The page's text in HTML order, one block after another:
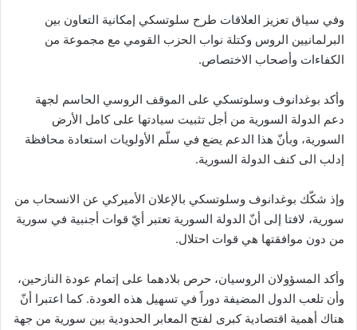
وفي سياق تعزيز العلاقات طرح سلوتسكي إمكانية التعاون بين
البرلمانيين الروس وكتلة نواب الحزب القومي مع مجموعة من
الكفاءات وأصحاب الاختصاص.
وأكد بوغدانوف وسلوتسكي على الموقف الروسي الحاسم لجهة
دعم الدولة السورية من أجل تثبيت سيادتها على كامل الأرض
السورية، وبأنّ هذا الدعم يضع في سلّم الأولويات استعادة محافظة
إدلب الى كنف الدولة السورية.
وإذ شكّك بوغدانوف وسلوتسكي بالإعلان الأميركي عن الانسحاب من
سورية، لافتا إلى أنّ الدولة السورية تعتبر أيّ قوات أجنبية في سورية
من دون موافقتها هي قوات احتلال.
وأكد المسؤولان الروسيان، حرص بلادهما على إتمام عودة النازحين،
وأن تلعب الدول المضيفة دوراً في تسهيل هذه العودة. كما اعتبرا أنّ
هناك أهمية اقتصادية كبرى لفتح المعابر الحدودية بين سورية من جهة